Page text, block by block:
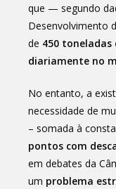
que — segundo
Desenvolvimento
de 450
diariamente no
No entanto, a
necessidade de
– somada à
pontos com
em debates da
um problema